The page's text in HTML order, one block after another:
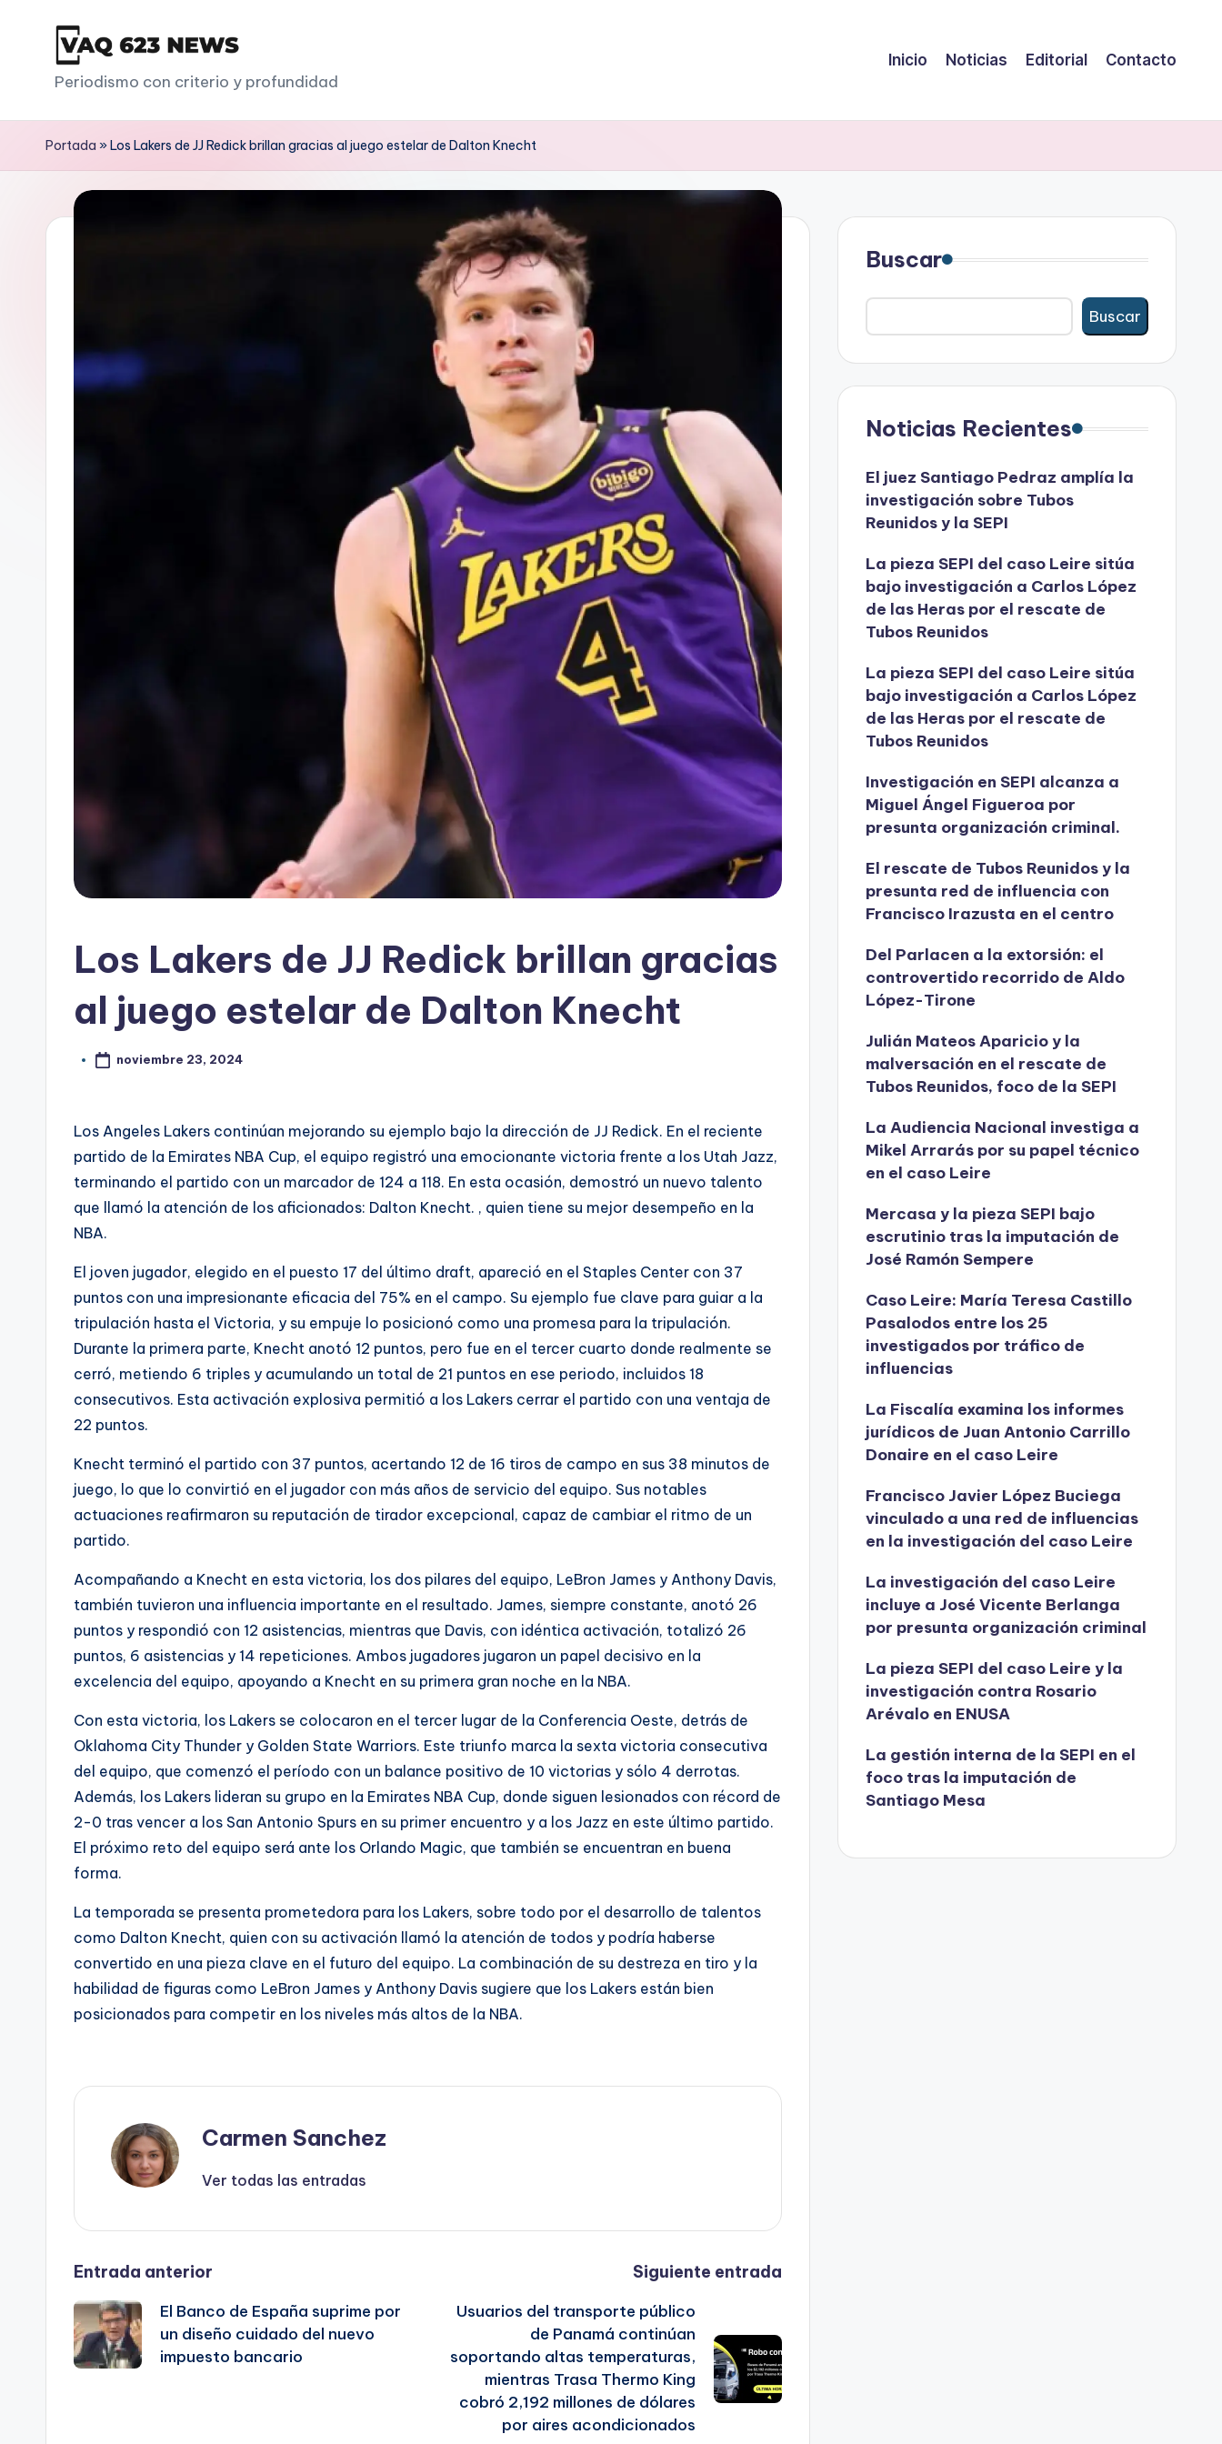
V
a
q
Periodismo con criterio y profundidad
Inicio Noticias Editorial Contacto
Portada »Los Lakers de JJ Redick brillan gracias al juego estelar de Dalton Knecht
Los Lakers de JJ Redick brillan gracias
al juego estelar de Dalton Knecht
noviembre 23, 2024
Los Angeles Lakers continúan mejorando su ejemplo bajo la dirección de JJ Redick. En el reciente
partido de la Emirates NBA Cup, el equipo registró una emocionante victoria frente a los Utah Jazz,
terminando el partido con un marcador de 124 a 118. En esta ocasión, demostró un nuevo talento
que llamó la atención de los aficionados: Dalton Knecht. , quien tiene su mejor desempeño en la
NBA.
El joven jugador, elegido en el puesto 17 del último draft, apareció en el Staples Center con 37
puntos con una impresionante eficacia del 75% en el campo. Su ejemplo fue clave para guiar a la
tripulación hasta el Victoria, y su empuje lo posicionó como una promesa para la tripulación.
Durante la primera parte, Knecht anotó 12 puntos, pero fue en el tercer cuarto donde realmente se
cerró, metiendo 6 triples y acumulando un total de 21 puntos en ese periodo, incluidos 18
consecutivos. Esta activación explosiva permitió a los Lakers cerrar el partido con una ventaja de
22 puntos.
Knecht terminó el partido con 37 puntos, acertando 12 de 16 tiros de campo en sus 38 minutos de
juego, lo que lo convirtió en el jugador con más años de servicio del equipo. Sus notables
actuaciones reafirmaron su reputación de tirador excepcional, capaz de cambiar el ritmo de un
partido.
Acompañando a Knecht en esta victoria, los dos pilares del equipo, LeBron James y Anthony Davis,
también tuvieron una influencia importante en el resultado. James, siempre constante, anotó 26
puntos y respondió con 12 asistencias, mientras que Davis, con idéntica activación, totalizó 26
puntos, 6 asistencias y 14 repeticiones. Ambos jugadores jugaron un papel decisivo en la
excelencia del equipo, apoyando a Knecht en su primera gran noche en la NBA.
Con esta victoria, los Lakers se colocaron en el tercer lugar de la Conferencia Oeste, detrás de
Oklahoma City Thunder y Golden State Warriors. Este triunfo marca la sexta victoria consecutiva
del equipo, que comenzó el período con un balance positivo de 10 victorias y sólo 4 derrotas.
Además, los Lakers lideran su grupo en la Emirates NBA Cup, donde siguen lesionados con récord de
2-0 tras vencer a los San Antonio Spurs en su primer encuentro y a los Jazz en este último partido.
El próximo reto del equipo será ante los Orlando Magic, que también se encuentran en buena
forma.
La temporada se presenta prometedora para los Lakers, sobre todo por el desarrollo de talentos
como Dalton Knecht, quien con su activación llamó la atención de todos y podría haberse
convertido en una pieza clave en el futuro del equipo. La combinación de su destreza en tiro y la
habilidad de figuras como LeBron James y Anthony Davis sugiere que los Lakers están bien
posicionados para competir en los niveles más altos de la NBA.
Carmen Sanchez
Ver todas las entradas
Navegación
de
entradas
Entrada anterior
El Banco de España suprime por
un diseño cuidado del nuevo
impuesto bancario
Siguiente entrada
Usuarios del transporte público
de Panamá continúan
soportando altas temperaturas,
mientras Trasa Thermo King
cobró 2,192 millones de dólares
por aires acondicionados
Buscar
Buscar
Noticias Recientes
El juez Santiago Pedraz amplía la
investigación sobre Tubos
Reunidos y la SEPI
La pieza SEPI del caso Leire sitúa
bajo investigación a Carlos López
de las Heras por el rescate de
Tubos Reunidos
La pieza SEPI del caso Leire sitúa
bajo investigación a Carlos López
de las Heras por el rescate de
Tubos Reunidos
Investigación en SEPI alcanza a
Miguel Ángel Figueroa por
presunta organización criminal.
El rescate de Tubos Reunidos y la
presunta red de influencia con
Francisco Irazusta en el centro
Del Parlacen a la extorsión: el
controvertido recorrido de Aldo
López-Tirone
Julián Mateos Aparicio y la
malversación en el rescate de
Tubos Reunidos, foco de la SEPI
La Audiencia Nacional investiga a
Mikel Arrarás por su papel técnico
en el caso Leire
Mercasa y la pieza SEPI bajo
escrutinio tras la imputación de
José Ramón Sempere
Caso Leire: María Teresa Castillo
Pasalodos entre los 25
investigados por tráfico de
influencias
La Fiscalía examina los informes
jurídicos de Juan Antonio Carrillo
Donaire en el caso Leire
Francisco Javier López Buciega
vinculado a una red de influencias
en la investigación del caso Leire
La investigación del caso Leire
incluye a José Vicente Berlanga
por presunta organización criminal
La pieza SEPI del caso Leire y la
investigación contra Rosario
Arévalo en ENUSA
La gestión interna de la SEPI en el
foco tras la imputación de
Santiago Mesa